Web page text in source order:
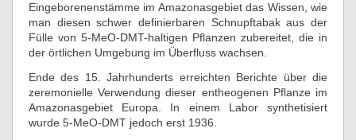
Eingeborenenstämme im Amazonasgebiet das Wissen, wie
man diesen schwer definierbaren Schnupftabak aus der
Fülle von 5-MeO-DMT-haltigen Pflanzen zubereitet, die in
der örtlichen Umgebung im Überfluss wachsen.
Ende des 15. Jahrhunderts erreichten Berichte über die
zeremonielle Verwendung dieser entheogenen Pflanze im
Amazonasgebiet Europa. In einem Labor synthetisiert
wurde 5-MeO-DMT jedoch erst 1936.